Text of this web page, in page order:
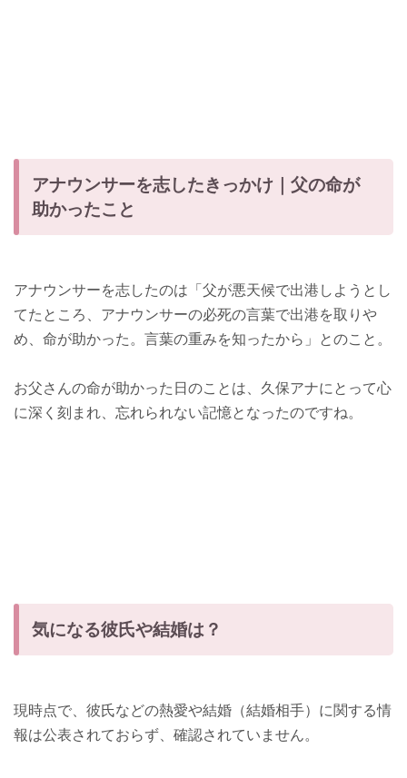
アナウンサーを志したきっかけ｜父の命が
助かったこと
アナウンサーを志したのは「父が悪天候で出港しようとし
てたところ、アナウンサーの必死の言葉で出港を取りや
め、命が助かった。言葉の重みを知ったから」とのこと。
お父さんの命が助かった日のことは、久保アナにとって心
に深く刻まれ、忘れられない記憶となったのですね。
気になる彼氏や結婚は？
現時点で、彼氏などの熱愛や結婚（結婚相手）に関する情
報は公表されておらず、確認されていません。